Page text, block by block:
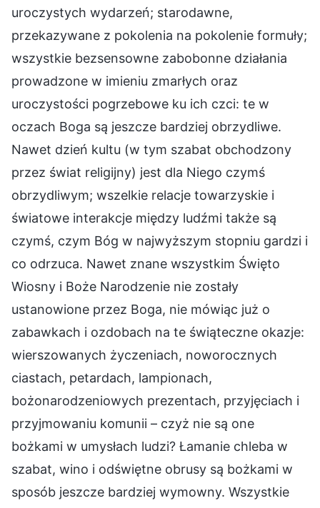
uroczystych wydarzeń; starodawne,
przekazywane z pokolenia na pokolenie formuły;
wszystkie bezsensowne zabobonne działania
prowadzone w imieniu zmarłych oraz
uroczystości pogrzebowe ku ich czci: te w
oczach Boga są jeszcze bardziej obrzydliwe.
Nawet dzień kultu (w tym szabat obchodzony
przez świat religijny) jest dla Niego czymś
obrzydliwym; wszelkie relacje towarzyskie i
światowe interakcje między ludźmi także są
czymś, czym Bóg w najwyższym stopniu gardzi i
co odrzuca. Nawet znane wszystkim Święto
Wiosny i Boże Narodzenie nie zostały
ustanowione przez Boga, nie mówiąc już o
zabawkach i ozdobach na te świąteczne okazje:
wierszowanych życzeniach, noworocznych
ciastach, petardach, lampionach,
bożonarodzeniowych prezentach, przyjęciach i
przyjmowaniu komunii – czyż nie są one
bożkami w umysłach ludzi? Łamanie chleba w
szabat, wino i odświętne obrusy są bożkami w
sposób jeszcze bardziej wymowny. Wszystkie